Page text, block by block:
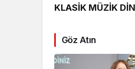
KLASİK MÜZİK
Göz Atın